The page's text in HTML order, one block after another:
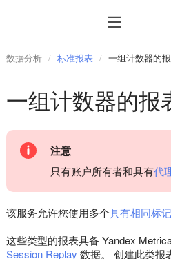
数据分析 标准报表 一组计数器的
一组计数器的报
注意
只有账户所有者和具有代
该服务允许您使用多个具有相同标记
这些类型的报表具备 Yandex
Session Replay 数据。 创建此类报